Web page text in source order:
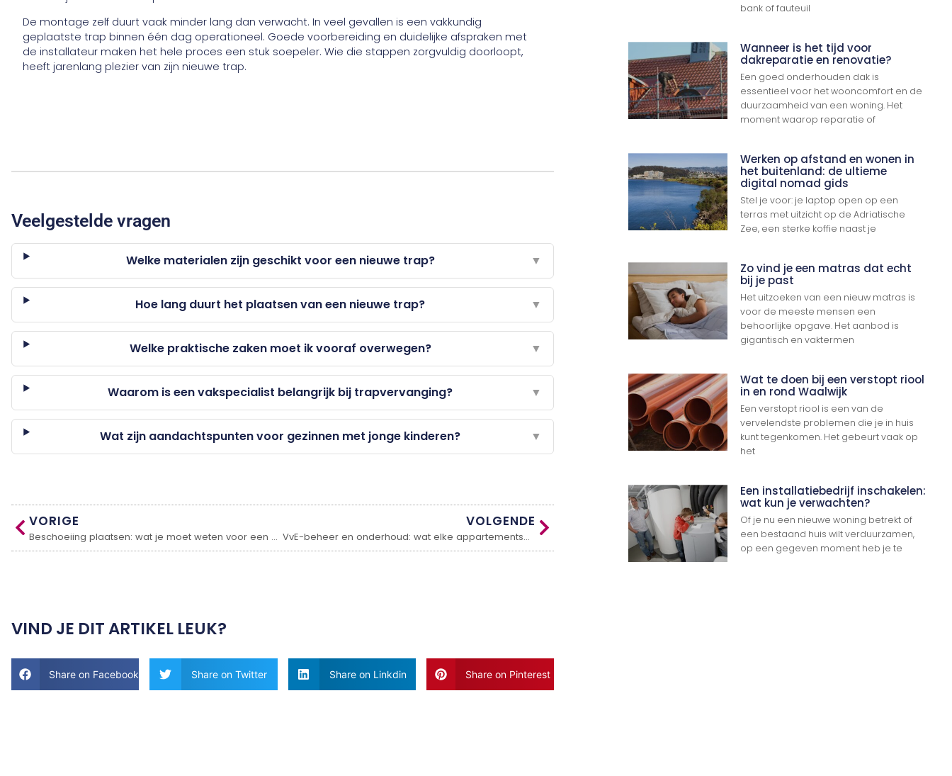
De montage zelf duurt vaak minder lang dan verwacht. In veel gevallen is een vakkundig
geplaatste trap binnen één dag operationeel. Goede voorbereiding en duidelijke afspraken met
de installateur maken het hele proces een stuk soepeler. Wie die stappen zorgvuldig doorloopt,
heeft jarenlang plezier van zijn nieuwe trap.
Veelgestelde vragen
Welke materialen zijn geschikt voor een nieuwe trap? ▼
Hoe lang duurt het plaatsen van een nieuwe trap? ▼
Welke praktische zaken moet ik vooraf overwegen? ▼
Waarom is een vakspecialist belangrijk bij trapvervanging? ▼
Wat zijn aandachtspunten voor gezinnen met jonge kinderen? ▼
VORIGE
Beschoeiing plaatsen: wat je moet weten voor een stabiele oever
VOLGENDE
VvE-beheer en onderhoud: wat elke appartementseigenaar moet weten
VIND JE DIT ARTIKEL LEUK?
Share on Facebook Share on Twitter Share on Linkdin Share on Pinterest
bank of fauteuil
Wanneer is het tijd voor
dakreparatie en renovatie?
Een goed onderhouden dak is
essentieel voor het wooncomfort en de
duurzaamheid van een woning. Het
moment waarop reparatie of
Werken op afstand en wonen in
het buitenland: de ultieme
digital nomad gids
Stel je voor: je laptop open op een
terras met uitzicht op de Adriatische
Zee, een sterke koffie naast je
Zo vind je een matras dat echt
bij je past
Het uitzoeken van een nieuw matras is
voor de meeste mensen een
behoorlijke opgave. Het aanbod is
gigantisch en vaktermen
Wat te doen bij een verstopt riool
in en rond Waalwijk
Een verstopt riool is een van de
vervelendste problemen die je in huis
kunt tegenkomen. Het gebeurt vaak op
het
Een installatiebedrijf inschakelen:
wat kun je verwachten?
Of je nu een nieuwe woning betrekt of
een bestaand huis wilt verduurzamen,
op een gegeven moment heb je te